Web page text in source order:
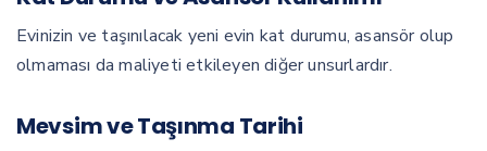
Evinizin ve taşınılacak yeni evin kat durumu, asansör olup
olmaması da maliyeti etkileyen diğer unsurlardır.
Mevsim ve Taşınma Tarihi